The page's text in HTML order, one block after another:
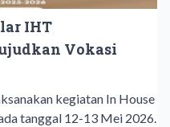
IHT
Vokasi
kegiatan In House
tanggal 12-13 Mei 2026.